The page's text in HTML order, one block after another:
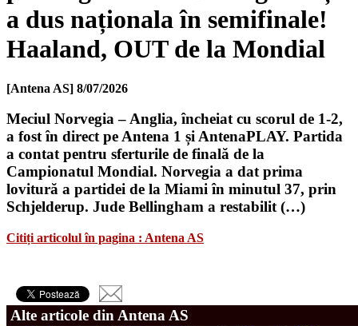
a dus naționala în semifinale!
Haaland, OUT de la Mondial
[Antena AS] 8/07/2026
Meciul Norvegia – Anglia, încheiat cu scorul de 1-2,
a fost în direct pe Antena 1 și AntenaPLAY. Partida
a contat pentru sferturile de finală de la
Campionatul Mondial. Norvegia a dat prima
lovitură a partidei de la Miami în minutul 37, prin
Schjelderup. Jude Bellingham a restabilit (…)
Citiți articolul în pagina : Antena AS
Alte articole din Antena AS